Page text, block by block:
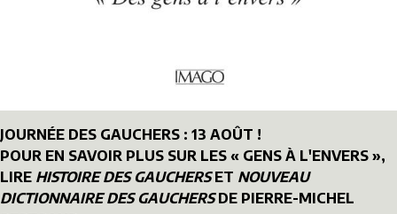
JOURNÉE DES GAUCHERS : 13 AOÛT !
POUR EN SAVOIR PLUS SUR LES « GENS À L'ENVERS »,
LIRE HISTOIRE DES GAUCHERSET NOUVEAU
DICTIONNAIRE DES GAUCHERSDE PIERRE-MICHEL